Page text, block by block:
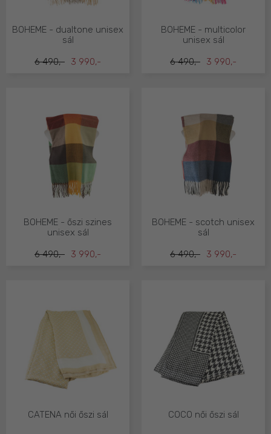
6 490,- 3 990,-
BOHEME - dualtone unisex
sál
6 490,-
3 990,-
BOHEME - multicolor
unisex sál
6 490,- 3 990,-
BOHEME - őszi szines
unisex sál
6 490,-
3 990,-
BOHEME - scotch unisex
sál
CATENA női őszi sál COCO női őszi sál